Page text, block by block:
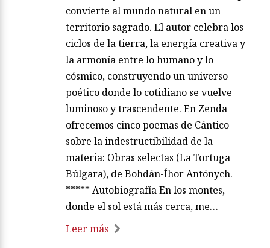
convierte al mundo natural en un
territorio sagrado. El autor celebra los
ciclos de la tierra, la energía creativa y
la armonía entre lo humano y lo
cósmico, construyendo un universo
poético donde lo cotidiano se vuelve
luminoso y trascendente. En Zenda
ofrecemos cinco poemas de Cántico
sobre la indestructibilidad de la
materia: Obras selectas (La Tortuga
Búlgara), de Bohdán-Íhor Antónych.
***** Autobiografía En los montes,
donde el sol está más cerca, me…
Leer más